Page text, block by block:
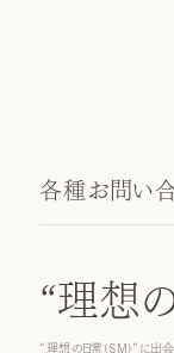
各種お問い
“理想
“理想の日常(SM)”に出